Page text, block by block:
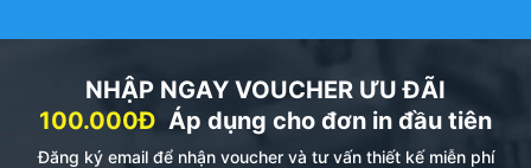
NHẬP NGAY VOUCHER ƯU ĐÃI
100.000Đ Áp dụng cho đơn in đầu tiên
Đăng ký email để nhận voucher và tư vấn thiết kế miễn phí